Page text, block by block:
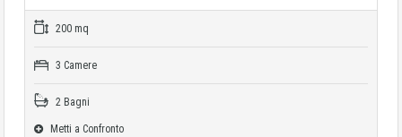
200 mq
3 Camere
2 Bagni
Metti a Confronto